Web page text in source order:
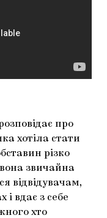
про
хотіла стати
різко
звичайна
відвідувачам,
і вдає з себе
хто